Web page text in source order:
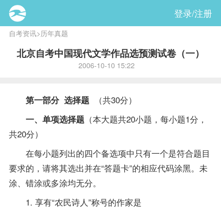
登录/注册
自考资讯>历年真题
北京自考中国现代文学作品选预测试卷（一）
2006-10-10 15:22
第一部分 选择题（共30分）
一、单项选择题（本大题共20小题，每小题1分，
共20分）
在每小题列出的四个备选项中只有一个是符合题目
要求的，请将其选出并在“答题卡”的相应代码涂黑。未
涂、错涂或多涂均无分。
1. 享有“农民诗人”称号的作家是